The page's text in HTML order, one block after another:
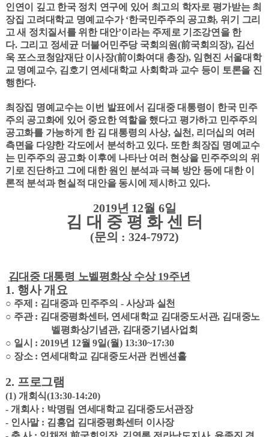
인연이 깊고 한국 정치 연구에 있어 최고의 학자로 평가받는 최
장집 고려대학교 명예교수가‘한국민주주의 공고화, 위기 그리
고 새 정치질서를 위한 대안’이라는 주제로 기조강연을 한
다. 그리고 정세균 더불어민주당 국회의원(前국회의장), 김선
욱 포스코청암재단 이사장(前이화여대 총장), 임현진 서울대학
교 명예교수, 김호기 연세대학교 사회학과 교수 등이 토론을 진
행한다.
최장집 명예교수는 이번 발표에서 김대중 대통령이 한국 민주
주의 공고화에 있어 중요한 역할을 했다고 평가하고 민주주의
공고화를 가능하게 한 김 대통령의 사상, 실천, 리더십의 여러
측면을 다양한 각도에서 분석하고 있다. 또한 최장집 명예교수
는 민주주의 공고화 이후에 나타난 여러 현상을 민주주의의 위
기로 진단하고 그에 대한 원인 분석과 극복 방안 등에 대한 이
론적 분석과 현실적 대안을 동시에 제시하고 있다.
2019년 12월 6일
김 대 중 평 화 센 터
(문의 : 324-7972)
김대중 대통령 노벨평화상 수상 19주년
1. 행사 개요
○ 주제 : 김대중과 민주주의 - 사상과 실천
○ 주관: 김대중평화센터, 연세대학교 김대중도서관, 김대중노
벨평화상기념관, 김대중기념사업회
○ 일시 : 2019년 12월9일(월) 13:30~17:30
○ 장소 : 연세대학교 김대중도서관 컨벤션홀
2. 프로그램
(1) 개회식(13:30-14:20)
- 개회사 : 박명림 연세대학교 김대중도서관장
- 인사말 : 김홍업 김대중평화센터 이사장